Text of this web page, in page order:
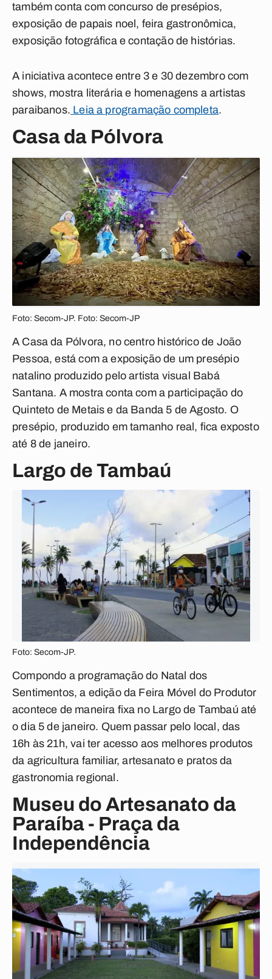
também conta com concurso de presépios,
exposição de papais noel, feira gastronômica,
exposição fotográfica e contação de histórias.
A iniciativa acontece entre 3 e 30 dezembro com
shows, mostra literária e homenagens a artistas
paraibanos. Leia a programação completa.
Casa da Pólvora
Foto: Secom-JP. Foto: Secom-JP
A Casa da Pólvora, no centro histórico de João
Pessoa, está com a exposição de um presépio
natalino produzido pelo artista visual Babá
Santana. A mostra conta com a participação do
Quinteto de Metais e da Banda 5 de Agosto. O
presépio, produzido em tamanho real, fica exposto
até 8 de janeiro.
Largo de Tambaú
Foto: Secom-JP.
Compondo a programação do Natal dos
Sentimentos, a edição da Feira Móvel do Produtor
acontece de maneira fixa no Largo de Tambaú até
o dia 5 de janeiro. Quem passar pelo local, das
16h às 21h, vai ter acesso aos melhores produtos
da agricultura familiar, artesanato e pratos da
gastronomia regional.
Museu do Artesanato da
Paraíba - Praça da
Independência